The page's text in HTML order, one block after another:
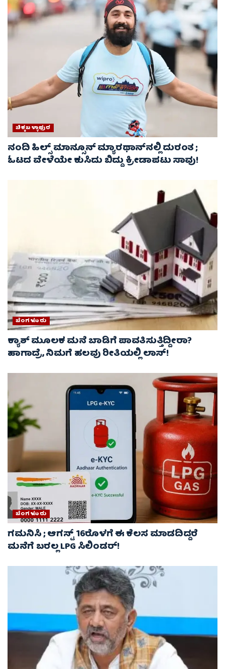
ಚಿಕ್ಕಬಳ್ಳಾಫುರ
ನಂದಿ ಹಿಲ್ಸ್ ಮಾನ್ಸೂನ್ ಮ್ಯಾರಥಾನ್‌ನಲ್ಲಿ ದುರಂತ ;
ಓಟದ ವೇಳೆಯೇ ಕುಸಿದು ಬಿದ್ದು ಕ್ರೀಡಾಪಟು ಸಾವು!
ಬೆಂಗಳೂರು
ಕ್ಯಾಶ್ ಮೂಲಕ ಮನೆ ಬಾಡಿಗೆ ಪಾವತಿಸುತ್ತಿದ್ದೀರಾ?
ಹಾಗಾದ್ರೆ, ನಿಮಗೆ ಹಲವು ರೀತಿಯಲ್ಲಿ ಲಾಸ್!
ಬೆಂಗಳೂರು
ಗಮನಿಸಿ ; ಆಗಸ್ಟ್ 16ರೊಳಗೆ ಈ ಕೆಲಸ ಮಾಡದಿದ್ದರೆ
ಮನೆಗೆ ಬರಲ್ಲ LPG ಸಿಲಿಂಡರ್!